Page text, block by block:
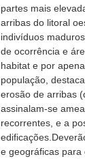
partes mais
arribas do litoral
indivíduos
de ocorrência e
habitat e por
população,
erosão de arribas
assinalam-se
recorrentes, e a
e geográficas